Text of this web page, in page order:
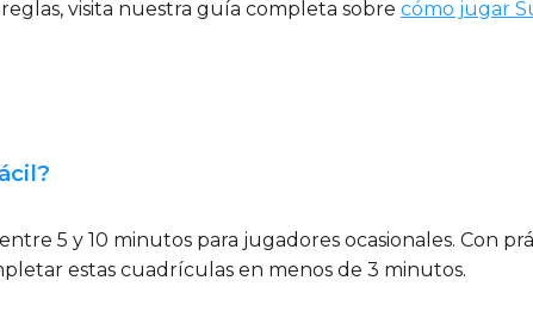
reglas, visita nuestra guía completa sobre cómo jugar
5 y 10 minutos para jugadores ocasionales. Con
estas cuadrículas en menos de 3 minutos.